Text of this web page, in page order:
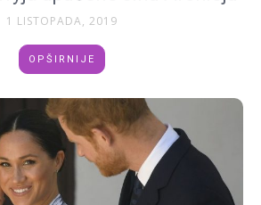
1 LISTOPADA, 2019
OPŠIRNIJE